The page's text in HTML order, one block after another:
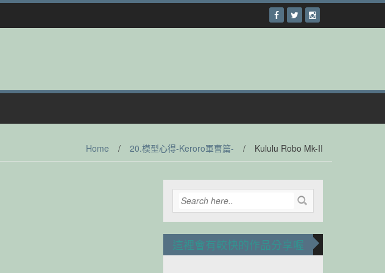
Home / 20.模型心得-Keroro軍曹篇- / Kululu Robo Mk-II
這裡會有較快的作品分享喔